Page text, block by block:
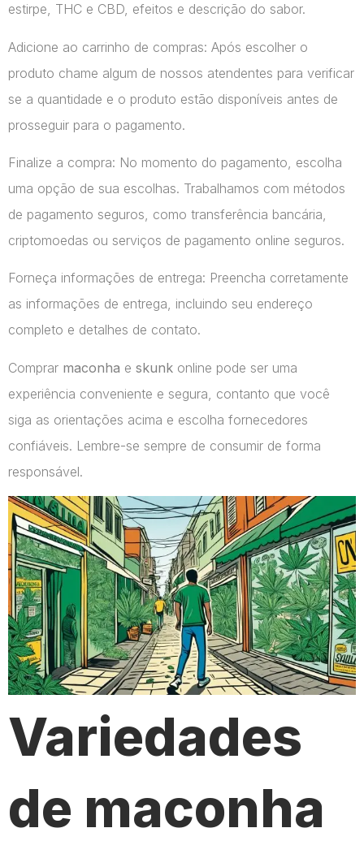
estirpe, THC e CBD, efeitos e descrição do sabor.
Adicione ao carrinho de compras: Após escolher o
produto chame algum de nossos atendentes para verificar
se a quantidade e o produto estão disponíveis antes de
prosseguir para o pagamento.
Finalize a compra: No momento do pagamento, escolha
uma opção de sua escolhas. Trabalhamos com métodos
de pagamento seguros, como transferência bancária,
criptomoedas ou serviços de pagamento online seguros.
Forneça informações de entrega: Preencha corretamente
as informações de entrega, incluindo seu endereço
completo e detalhes de contato.
Comprar maconha e skunk online pode ser uma
experiência conveniente e segura, contanto que você
siga as orientações acima e escolha fornecedores
confiáveis. Lembre-se sempre de consumir de forma
responsável.
Variedades
de maconha